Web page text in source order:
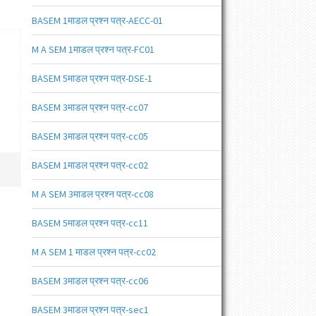
BASEM 1माडल प्रश्न पत्र-AECC-01
M A SEM 1माडल प्रश्न पत्र-FC01
BASEM 5माडल प्रश्न पत्र-DSE-1
BASEM 3माडल प्रश्न पत्र-cc07
BASEM 3माडल प्रश्न पत्र-cc05
BASEM 1माडल प्रश्न पत्र-cc02
M A SEM 3माडल प्रश्न पत्र-cc08
BASEM 5माडल प्रश्न पत्र-cc11
M A SEM 1 माडल प्रश्न पत्र-cc02
BASEM 3माडल प्रश्न पत्र-cc06
BASEM 3माडल प्रश्न पत्र-sec1